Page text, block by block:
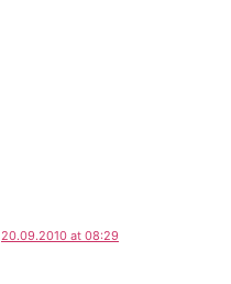
20.09.2010 at 08:29